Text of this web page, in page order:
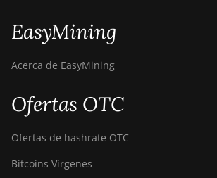
EasyMining
Acerca de EasyMining
Ofertas OTC
Ofertas de hashrate OTC
Bitcoins Vírgenes